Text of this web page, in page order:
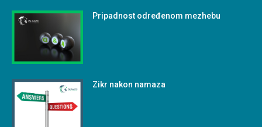
Pripadnost određenom mezhebu
Zikr nakon namaza